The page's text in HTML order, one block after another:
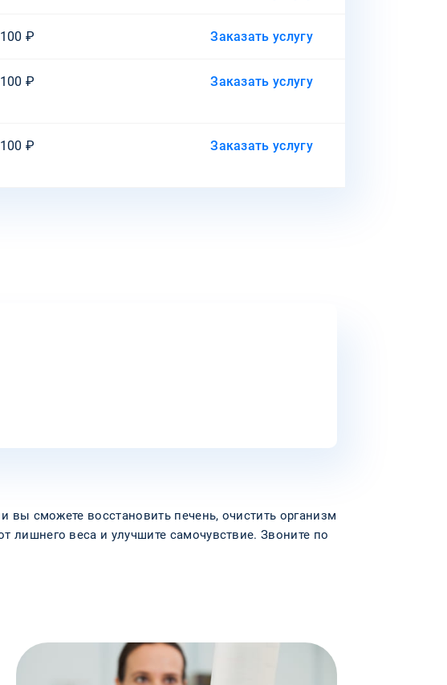
₽ Заказать услугу
₽ Заказать услугу
₽ Заказать услугу
вы сможете восстановить печень, очистить организм
веса и улучшите самочувствие. Звоните по